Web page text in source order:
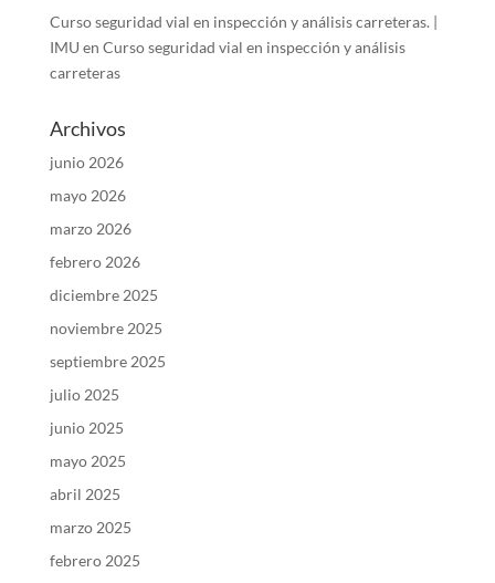
Curso seguridad vial en inspección y análisis carreteras. |
IMU en Curso seguridad vial en inspección y análisis
carreteras
Archivos
junio 2026
mayo 2026
marzo 2026
febrero 2026
diciembre 2025
noviembre 2025
septiembre 2025
julio 2025
junio 2025
mayo 2025
abril 2025
marzo 2025
febrero 2025